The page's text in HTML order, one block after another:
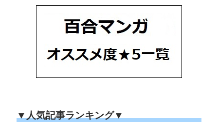
▼人気記事ランキング▼